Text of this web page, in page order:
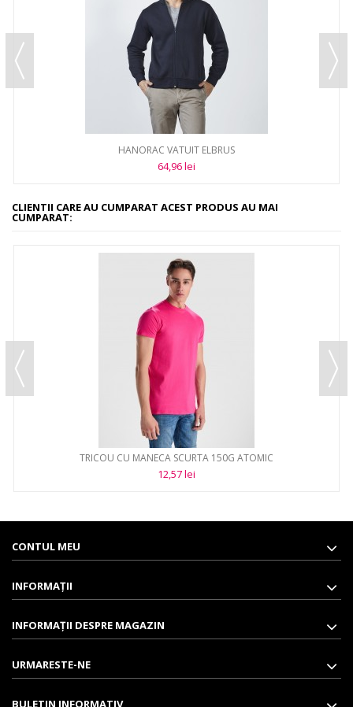
HANORAC VATUIT ELBRUS
64,96 lei
CLIENTII CARE AU CUMPARAT ACEST PRODUS AU MAI
CUMPARAT:
TRICOU CU MANECA SCURTA 150G ATOMIC
12,57 lei
CONTUL MEU
INFORMAŢII
INFORMAȚII DESPRE MAGAZIN
URMARESTE-NE